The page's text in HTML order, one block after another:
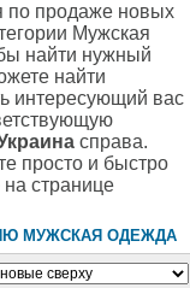
по продаже новых
Мужская
найти нужный
найти
интересующий вас
справа.
просто и быстро
на странице
МУЖСКАЯ ОДЕЖДА